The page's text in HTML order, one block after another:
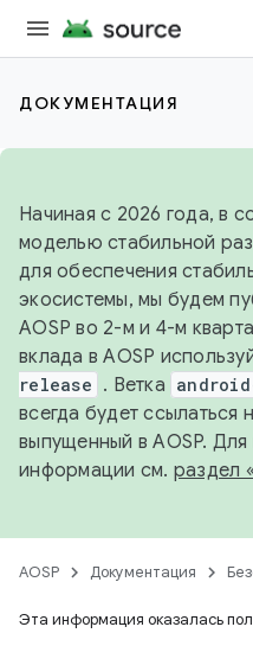
ДОКУМЕНТАЦИЯ
Начиная с 2026 года, в
моделью стабильной
для обеспечения
экосистемы, мы будем
AOSP во 2-м и 4-м
вклада в AOSP
release . Ветка
всегда будет
выпущенный в AOSP.
информации см. раздел
AOSP Документация
Эта информация оказалась